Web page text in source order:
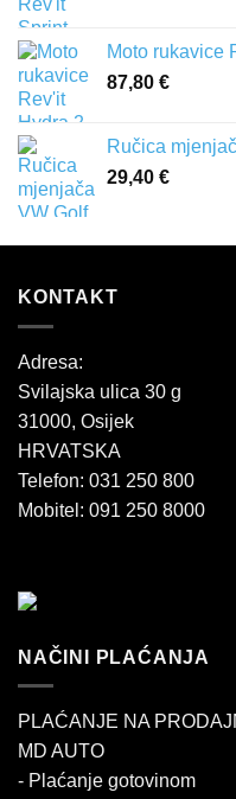
Moto rukavice
87,80 €
Ručica
29,40 €
KONTAKT
Adresa:
Svilajska ulica 30 g
31000, Osijek
HRVATSKA
Telefon: 031 250 800
Mobitel: 091 250 8000
NAČINI PLAĆANJA
PLAĆANJE NA
MD AUTO
- Plaćanje gotovinom